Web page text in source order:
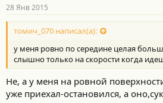
28 Янв 2015
томич_070 написал(а):
у меня ровно по середине целая
слышно только на скорости когда
Не, а у меня на ровной
уже приехал-остановился, а